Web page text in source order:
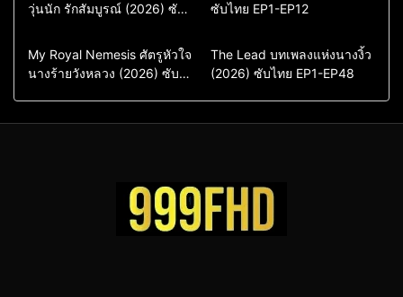
ซีรี่ย์เกาหลี
ซีรี่ย์เกาหลีพากย์ไทย
วุ่นนัก รักสัมบูรณ์ (2026) ซับ
Comedy
Drama
ซีรี่ย์เกาหลีซับไทย
ซับไทย EP1-EP12
Comedy
Drama
Sci-Fi & Fantasy
My Royal Nemesis ศัตรูหัวใจ
นางร้ายวังหลวง (2026) ซับ
Drama
ซีรี่ย์จีน
ซีรี่ย์จีนซับไทย
The Lead บทเพลงแห่งนางงิ้ว
(2026) ซับไทย EP1-EP48